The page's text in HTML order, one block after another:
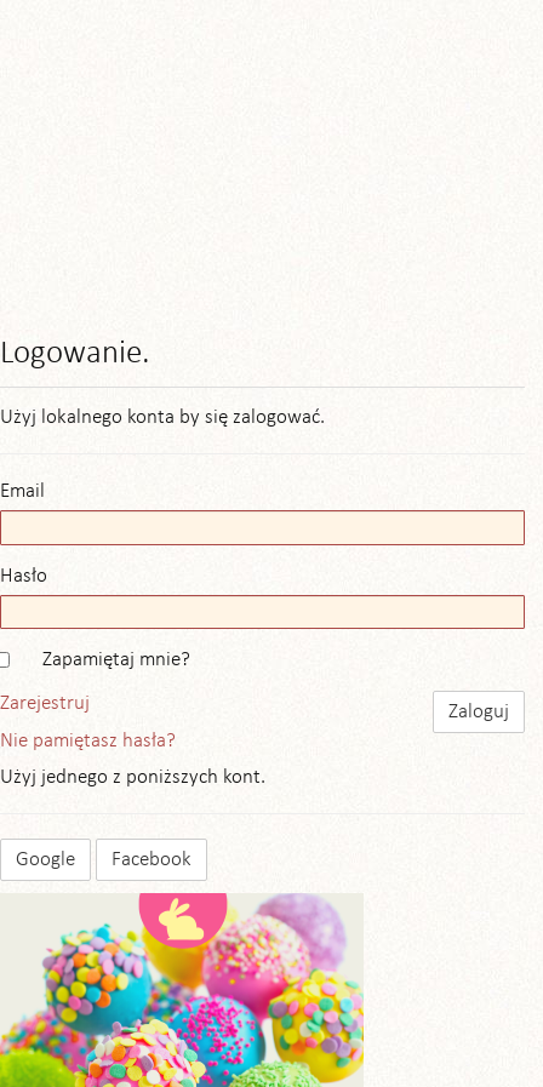
Logowanie.
Użyj lokalnego konta by się zalogować.
Email
Hasło
Zapamiętaj mnie?
Zarejestruj
Nie pamiętasz hasła?
Użyj jednego z poniższych kont.
Google Facebook